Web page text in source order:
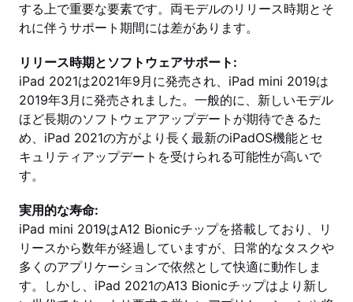
する上で重要な要素です。両モデルのリリース時期とそ
れに伴うサポート期間には差があります。
リリース時期とソフトウェアサポート:
iPad 2021は2021年9月に発売され、iPad mini 2019は
2019年3月に発売されました。一般的に、新しいモデル
ほど長期のソフトウェアアップデートが期待できるた
め、iPad 2021の方がより長く最新のiPadOS機能とセ
キュリティアップデートを受けられる可能性が高いで
す。
実用的な寿命:
iPad mini 2019はA12 Bionicチップを搭載しており、リ
リースから数年が経過していますが、日常的なタスクや
多くのアプリケーションで依然として快適に動作しま
す。しかし、iPad 2021のA13 Bionicチップはより新し